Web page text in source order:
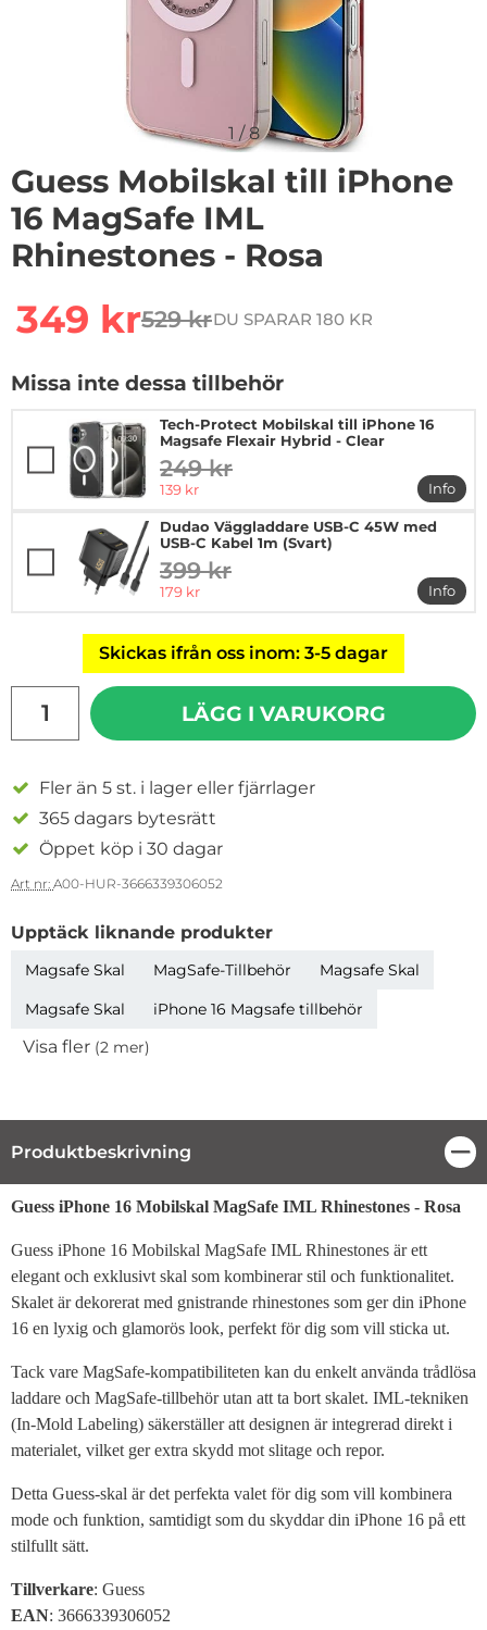
1 /8
Guess Mobilskal till iPhone
16 MagSafe IML
Rhinestones - Rosa
rea pris
349 krtidigare pris
529 krDU SPARAR 180 KR
Missa inte dessa tillbehör
Tech-Protect Mobilskal till iPhone 16
Magsafe Flexair Hybrid - Clear
tidigare pris
249 kr
rea pris
139 kr
Info
mer
Dudao Väggladdare USB-C 45W med
USB-C Kabel 1m (Svart)
tidigare pris
399 kr
rea pris
179 kr
Info
mer
Skickas ifrån oss inom: 3-5 dagar
LÄGG I VARUKORG
Fler än 5 st. i lager eller fjärrlager
365 dagars bytesrätt
Öppet köp i 30 dagar
Art nr: A00-HUR-3666339306052
Upptäck liknande produkter
Magsafe Skal MagSafe-Tillbehör
Magsafe Skal
Magsafe Skal
iPhone 16 Magsafe tillbehör
Visa fler (2 mer)
Produktbeskrivning
Produktbeskrivning
Guess iPhone 16 Mobilskal MagSafe IML Rhinestones - Rosa
Guess iPhone 16 Mobilskal MagSafe IML Rhinestones är ett
elegant och exklusivt skal som kombinerar stil och funktionalitet.
Skalet är dekorerat med gnistrande rhinestones som ger din iPhone
16 en lyxig och glamorös look, perfekt för dig som vill sticka ut.
Tack vare MagSafe-kompatibiliteten kan du enkelt använda trådlösa
laddare och MagSafe-tillbehör utan att ta bort skalet. IML-tekniken
(In-Mold Labeling) säkerställer att designen är integrerad direkt i
materialet, vilket ger extra skydd mot slitage och repor.
Detta Guess-skal är det perfekta valet för dig som vill kombinera
mode och funktion, samtidigt som du skyddar din iPhone 16 på ett
stilfullt sätt.
Tillverkare: Guess
EAN: 3666339306052